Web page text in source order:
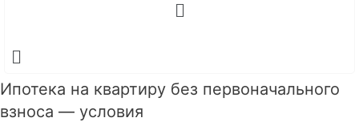
Ипотека на квартиру без первоначального
взноса — условия